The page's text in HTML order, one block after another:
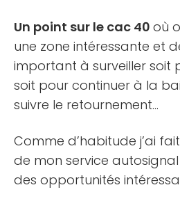
Un point sur le cac 40 où
une zone intéressante et
important à surveiller soit
soit pour continuer à la
suivre le retournement…
Comme d’habitude j’ai
de mon service
des opportunités